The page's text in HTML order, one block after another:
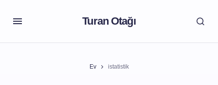
Turan Otağı
Ev istatistik